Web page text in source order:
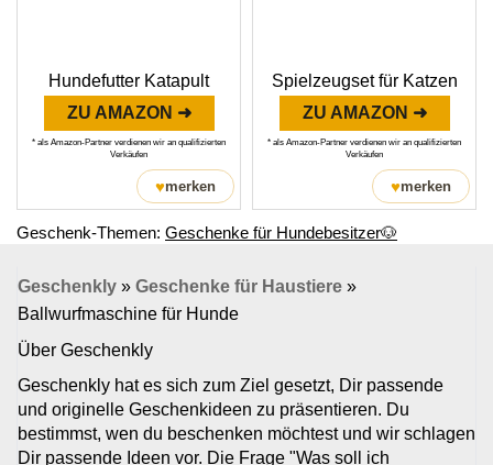
Hundefutter Katapult
ZU AMAZON ➜
* als Amazon-Partner verdienen wir an qualifizierten
Verkäufen
♥merken
Spielzeugset für Katzen
ZU AMAZON ➜
* als Amazon-Partner verdienen wir an qualifizierten
Verkäufen
♥merken
Geschenk-Themen: Geschenke für Hundebesitzer🐶
Geschenkly » Geschenke für Haustiere »
Ballwurfmaschine für Hunde
Über Geschenkly
Geschenkly hat es sich zum Ziel gesetzt, Dir passende
und originelle Geschenkideen zu präsentieren. Du
bestimmst, wen du beschenken möchtest und wir schlagen
Dir passende Ideen vor. Die Frage "Was soll ich